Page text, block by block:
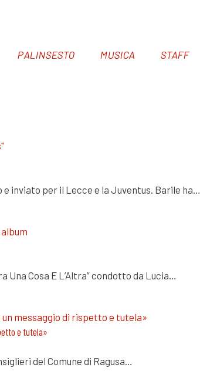
PALINSESTO MUSICA STAFF
inviato per il Lecce e la Juventus. Barile ha…
Una Cosa E L’Altra” condotto da Lucia…
e tutela»
del Comune di Ragusa…